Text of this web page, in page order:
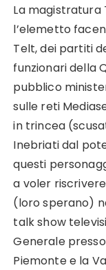
La magistratura
l’elemetto
Telt, dei partiti
funzionari della
pubblico
sulle reti
in trincea
Inebriati dal
questi
a voler
(loro sperano)
talk show
Generale
Piemonte e la